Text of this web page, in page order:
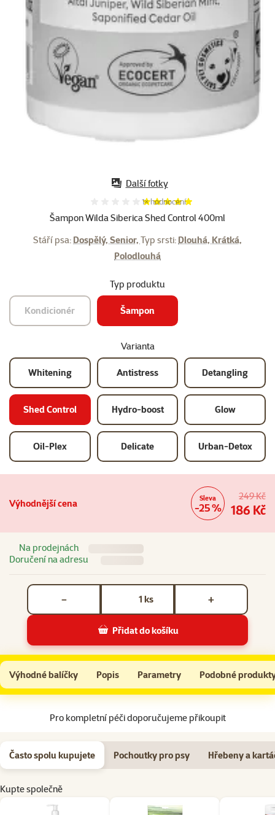
Šampon Wilda Siberica Shed Control 400ml
Hodnocení 100%, počet hodnocení:
1×hodnocení
Stáří psa: Dospělý, Senior, Typ srsti: Dlouhá, Krátká,
Polodlouhá
Typ produktu
Kondicionér Šampon
Varianta
Whitening Antistress Detangling
Shed Control Hydro-boost Glow
Oil-Plex Delicate Urban-Detox
Výhodnější cena Sleva
-25 %
249 Kč
186 Kč
Na prodejnách
Doručení na adresu
ks
− +
Přidat do košíku
Další fotky
Šampon Wilda Siberica Shed Control 400ml
Do košíku
Výhodné balíčky Popis Parametry Podobné
Na začátek stránky
Pro kompletní péči doporučujeme přikoupit
Často spolu kupujete Pochoutky pro psy Hřebeny a
Kupte společně